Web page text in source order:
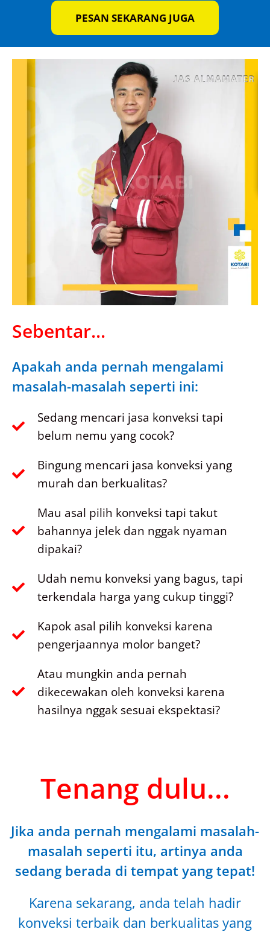
PESAN SEKARANG JUGA
Sebentar...
Apakah anda pernah mengalami
masalah-masalah seperti ini:
Sedang mencari jasa konveksi tapi
belum nemu yang cocok?
Bingung mencari jasa konveksi yang
murah dan berkualitas?
Mau asal pilih konveksi tapi takut
bahannya jelek dan nggak nyaman
dipakai?
Udah nemu konveksi yang bagus, tapi
terkendala harga yang cukup tinggi?
Kapok asal pilih konveksi karena
pengerjaannya molor banget?
Atau mungkin anda pernah
dikecewakan oleh konveksi karena
hasilnya nggak sesuai ekspektasi?
Tenang dulu...
Jika anda pernah mengalami masalah-
masalah seperti itu, artinya anda
sedang berada di tempat yang tepat!
Karena sekarang, anda telah hadir
konveksi terbaik dan berkualitas yang